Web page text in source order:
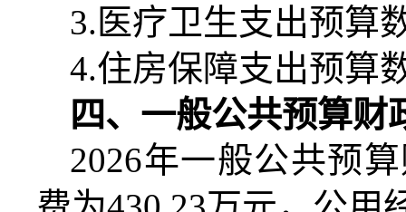
3.医疗卫生支出预算
4.住房保障支出预算
四、一般公共预算
2026年一般公共预